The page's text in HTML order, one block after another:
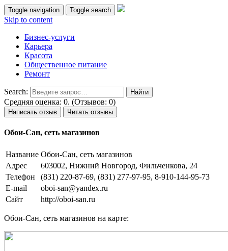
Toggle navigation Toggle search
Skip to content
Бизнес-услуги
Карьера
Красота
Общественное питание
Ремонт
Search:
Средняя оценка: 0. (Отзывов: 0)
Написать отзыв Читать отзывы
Обои-Сан, сеть магазинов
Название Обои-Сан, сеть магазинов
Адрес
603002, Нижний Новгород, Фильченкова, 24
Телефон
(831) 220-87-69, (831) 277-97-95, 8-910-144-95-73
E-mail
oboi-san@yandex.ru
Сайт
http://oboi-san.ru
Обои-Сан, сеть магазинов на карте: